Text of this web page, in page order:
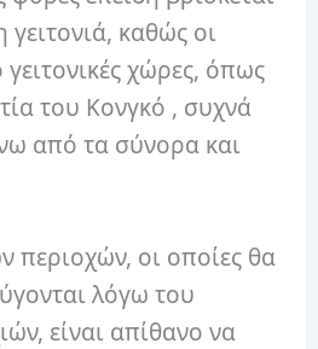
γειτονιά, καθώς οι
χώρες, όπως
του Κονγκό , συχνά
από τα σύνορα και
περιοχών, οι οποίες θα
λόγω του
είναι απίθανο να